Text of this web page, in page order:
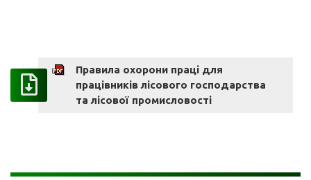
Правила охорони праці для
працівників лісового господарства
та лісової промисловості